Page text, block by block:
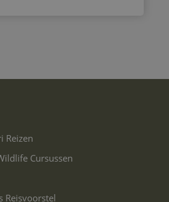
Reizen
Cursussen
Reisvoorstel